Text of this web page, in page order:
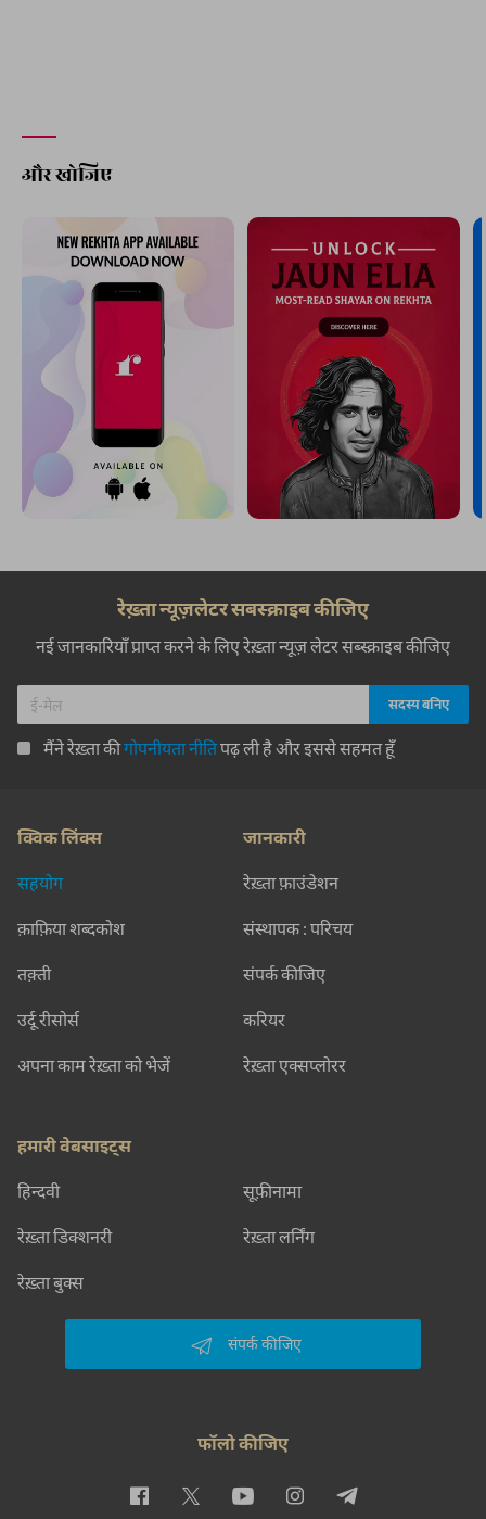
और खोजिए
रेख़्ता न्यूज़लेटर सबस्क्राइब कीजिए
नई जानकारियाँ प्राप्त करने के लिए रेख़्ता न्यूज़ लेटर सब्स्क्राइब कीजिए
मैंने रेख़्ता कीगोपनीयता नीतिपढ़ ली है और इससे सहमत हूँ
क्विक लिंक्स
सहयोग
क़ाफ़िया शब्दकोश
तक़्ती
उर्दू रीसोर्स
अपना काम रेख़्ता को भेजें
जानकारी
रेख़्ता फ़ाउंडेशन
संस्थापक : परिचय
संपर्क कीजिए
करियर
रेख़्ता एक्सप्लोरर
हमारी वेबसाइट्स
हिन्दवी सूफ़ीनामा
रेख़्ता डिक्शनरी रेख़्ता लर्निंग
रेख़्ता बुक्स
संपर्क कीजिए
फॉलो कीजिए